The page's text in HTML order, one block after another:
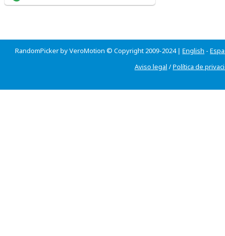
RandomPicker by VeroMotion © Copyright 2009-2024 | English -
Aviso legal /Política de